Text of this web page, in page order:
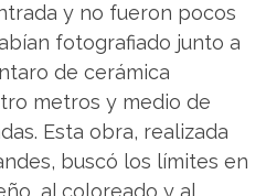
y no fueron pocos
fotografiado junto a
de cerámica
metros y medio de
Esta obra, realizada
buscó los límites en